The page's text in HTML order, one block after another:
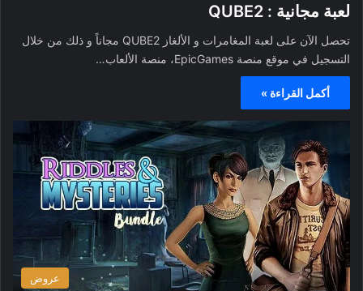
لعبة مجانية : QUBE2
تحصل الآن على لعبة المغامرات و الألغاز QUBE2 مجاناً و ذلك من خلال
التسجيل في موقع منصة EpicGames، منصة الألعاب…
أكمل القراءة »
عروض